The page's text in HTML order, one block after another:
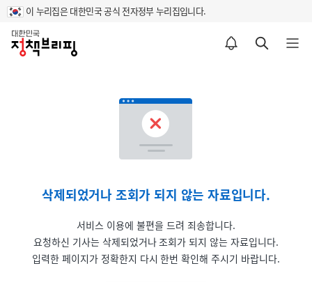
이 누리집은 대한민국 공식 전자정부 누리집입니다.
홈
알림설정 바로가기 검색 바로가기 메뉴 열기
삭제되었거나 조회가 되지 않는 자료입니다.
서비스 이용에 불편을 드려 죄송합니다.
요청하신 기사는 삭제되었거나 조회가 되지 않는 자료입니다.
입력한 페이지가 정확한지 다시 한번 확인해 주시기 바랍니다.